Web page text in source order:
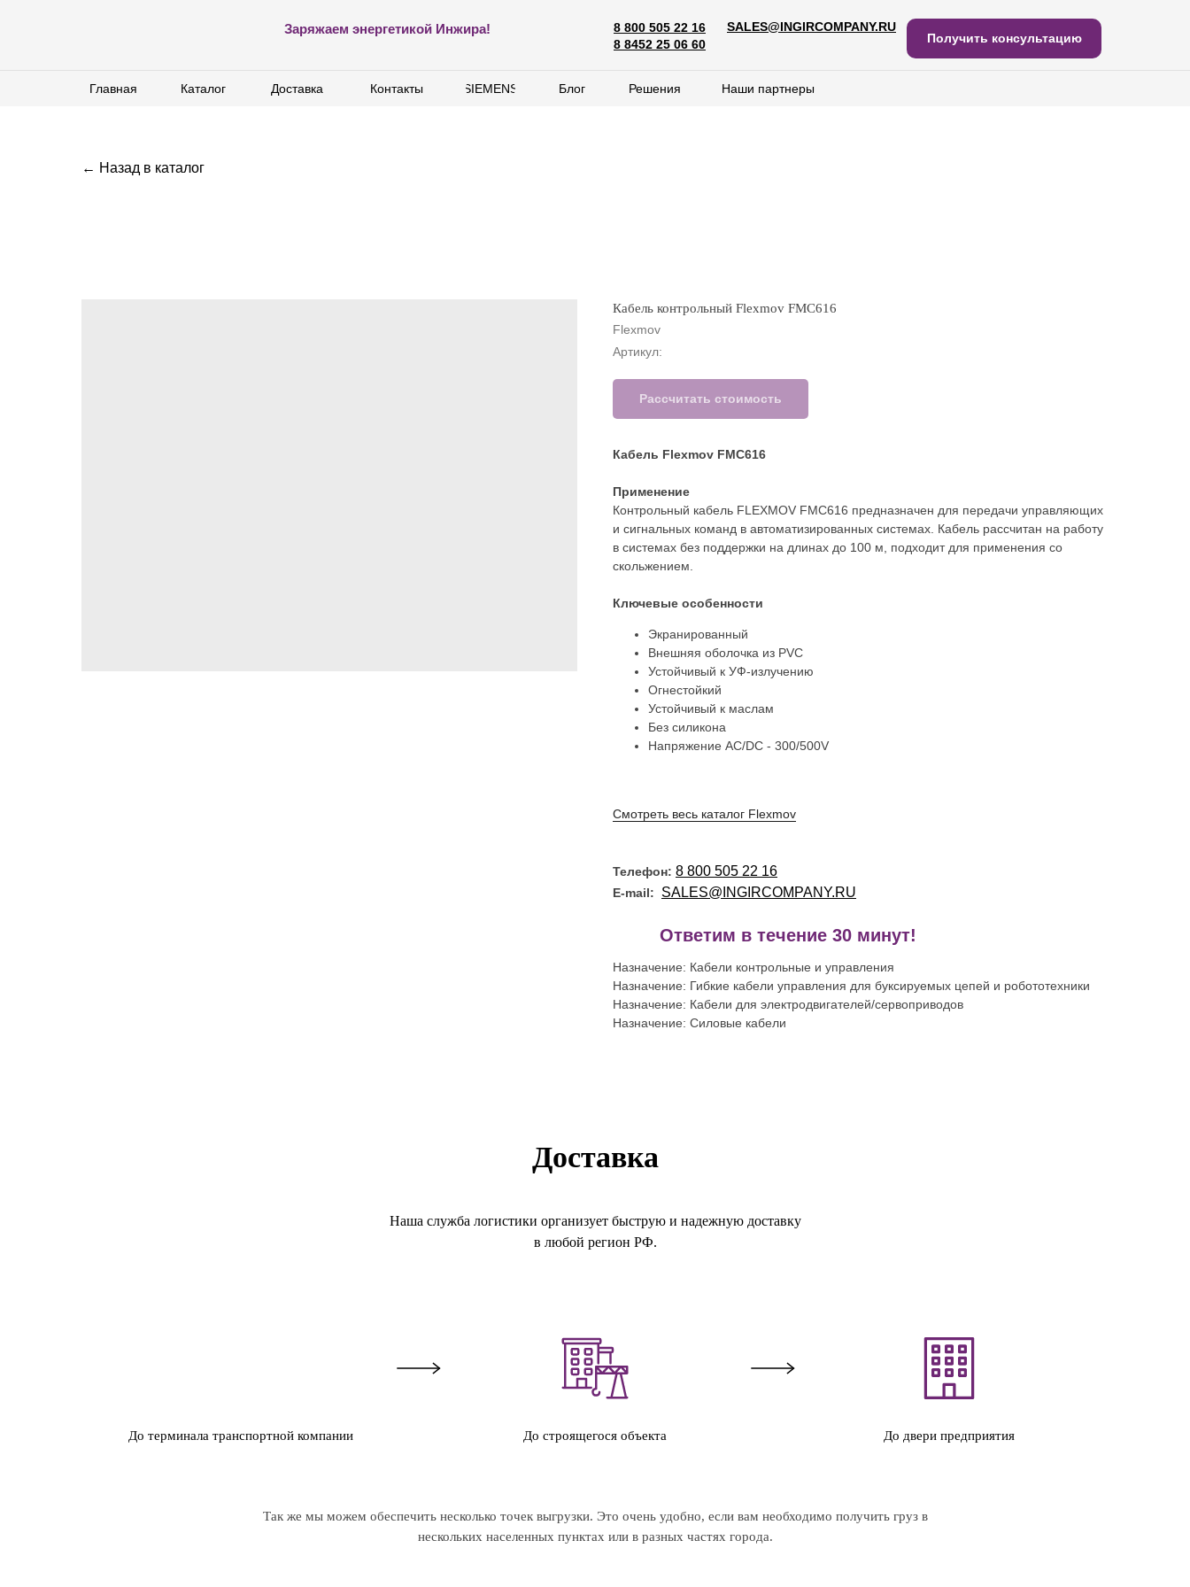
Получить консультацию
8 800 505 22 16
8 8452 25 06 60
SALES@INGIRCOMPANY.RU
Заряжаем энергетикой Инжира!
Наши партнеры
Решения
Блог
SIEMENS
Контакты
Доставка
Каталог
Главная
Получить консультацию
8 800 505 22 16
8 8452 25 06 60
SALES@INGIRCOMPANY.RU
Наши партнеры
Решения
Блог
SIEMENS
Контакты
Доставка
Каталог
Главная
← Назад в каталог
Кабель контрольный Flexmov FMC616
Flexmov
Артикул:
Рассчитать стоимость
Кабель Flexmov FMC616
Применение
Контрольный кабель FLEXMOV FMC616 предназначен для передачи управляющих
и сигнальных команд в автоматизированных системах. Кабель рассчитан на работу
в системах без поддержки на длинах до 100 м, подходит для применения со
скольжением.
Ключевые особенности
Экранированный
Внешняя оболочка из PVC
Устойчивый к УФ-излучению
Огнестойкий
Устойчивый к маслам
Без силикона
Напряжение AC/DC - 300/500V
Смотреть весь каталог Flexmov
Телефон: 8 800 505 22 16
E-mail: SALES@INGIRCOMPANY.RU
Ответим в течение 30 минут!
Назначение: Кабели контрольные и управления
Назначение: Гибкие кабели управления для буксируемых цепей и робототехники
Назначение: Кабели для электродвигателей/сервоприводов
Назначение: Силовые кабели
Доставка
Наша служба логистики организует быструю и надежную доставку
в любой регион РФ.
До терминала транспортной компании До строящегося объекта До двери предприятия
Так же мы можем обеспечить несколько точек выгрузки. Это очень удобно, если вам необходимо получить груз в
нескольких населенных пунктах или в разных частях города.